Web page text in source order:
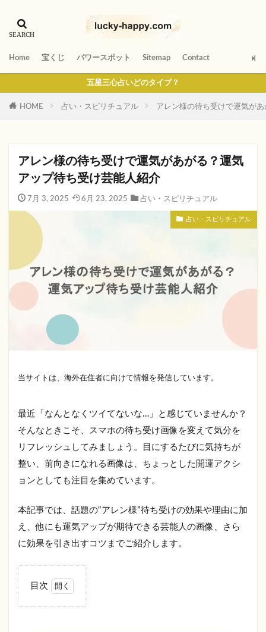
Home 宝くじ パワースポット Sitemap Contact
五星三心占いどのタイプ？
HOME 占い・スピリチュアル アレン様の待ち受けで運気が
アレン様の待ち受けで運気があがる？運気
アップ待ち受け芸能人紹介
7月 3, 2025 6月 23, 2025 占い・スピリチュアル
占い・スピリチュアル
当サイトは、海外在住者に向けて情報を発信しています。
最近「なんとなくツイてないな…」と感じていませんか？
そんなときこそ、スマホの待ち受け画像を変えて気分を
リフレッシュしてみましょう。目にするたびに気持ちが
整い、前向きになれる画像は、ちょっとした開運アクシ
ョンとしても注目を集めています。
本記事では、話題の“アレン様”待ち受けの効果や理由に加
え、他にも運気アップが期待できる芸能人の画像、さら
に効果を引き出すコツまでご紹介します。
目次